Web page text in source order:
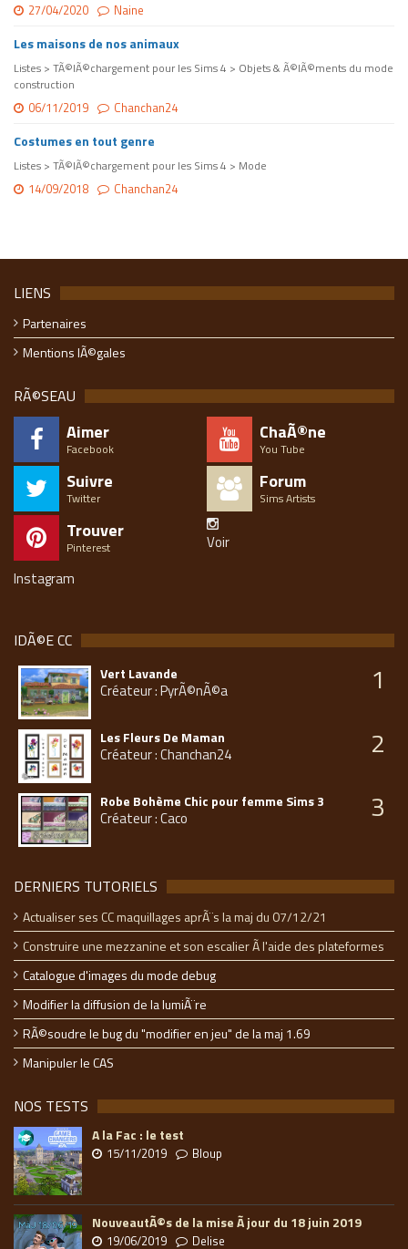
27/04/2020 Naine
Les maisons de nos animaux
Listes > TÃ©lÃ©chargement pour les Sims 4 > Objets & Ã©lÃ©ments du mode
construction
06/11/2019 Chanchan24
Costumes en tout genre
Listes > TÃ©lÃ©chargement pour les Sims 4 > Mode
14/09/2018 Chanchan24
LIENS
Partenaires
Mentions lÃ©gales
RÃ©SEAU
Aimer
Facebook
ChaÃ®ne
You Tube
Suivre
Twitter
Forum
Sims Artists
Trouver
Pinterest
Voir
Instagram
IDÃ©E CC
Vert Lavande
Créateur : PyrÃ©nÃ©a 1
Les Fleurs De Maman
Créateur : Chanchan24 2
Robe Bohème Chic pour femme Sims 3
Créateur : Caco 3
DERNIERS TUTORIELS
Actualiser ses CC maquillages aprÃ¨s la maj du 07/12/21
Construire une mezzanine et son escalier Ã l'aide des plateformes
Catalogue d'images du mode debug
Modifier la diffusion de la lumiÃ¨re
RÃ©soudre le bug du "modifier en jeu" de la maj 1.69
Manipuler le CAS
NOS TESTS
A la Fac : le test
15/11/2019 Bloup
NouveautÃ©s de la mise Ã jour du 18 juin 2019
19/06/2019 Delise